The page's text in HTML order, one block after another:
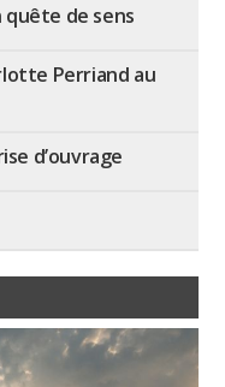
quête de sens
Perriand au
d’ouvrage